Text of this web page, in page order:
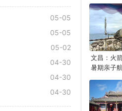
05-05
05-05
05-02
04-30
04-30
04-30
文昌：火
暑期亲子